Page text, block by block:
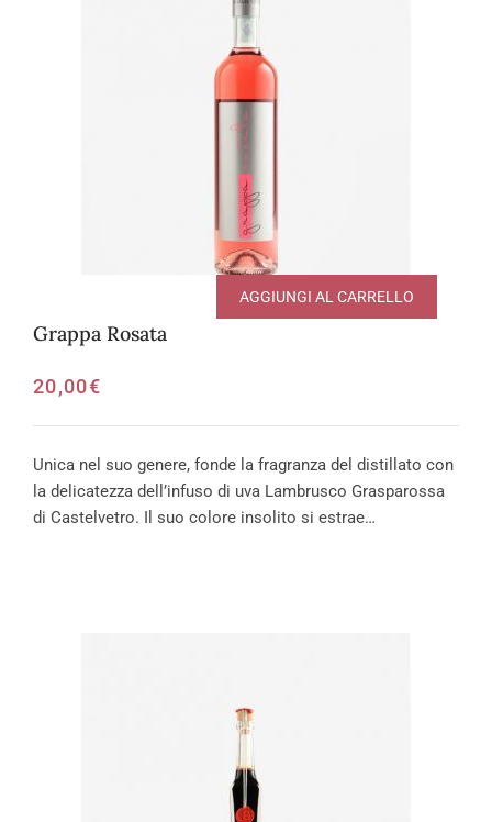
Grappa Rosata
20,00€
AGGIUNGI AL CARRELLO
Unica nel suo genere, fonde la fragranza del distillato con
la delicatezza dell’infuso di uva Lambrusco Grasparossa
di Castelvetro. Il suo colore insolito si estrae…